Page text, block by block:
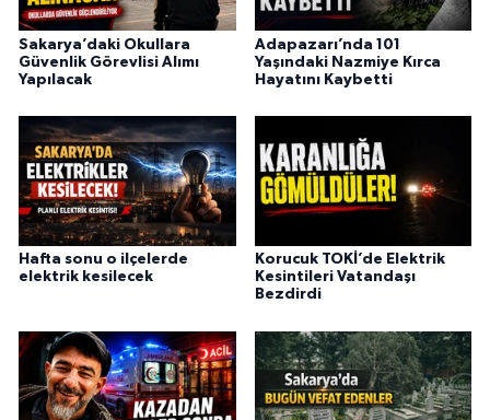
Sakarya’daki Okullara
Güvenlik Görevlisi Alımı
Yapılacak
Adapazarı’nda 101
Yaşındaki Nazmiye Kırca
Hayatını Kaybetti
Hafta sonu o ilçelerde
elektrik kesilecek
Korucuk TOKİ’de Elektrik
Kesintileri Vatandaşı
Bezdirdi